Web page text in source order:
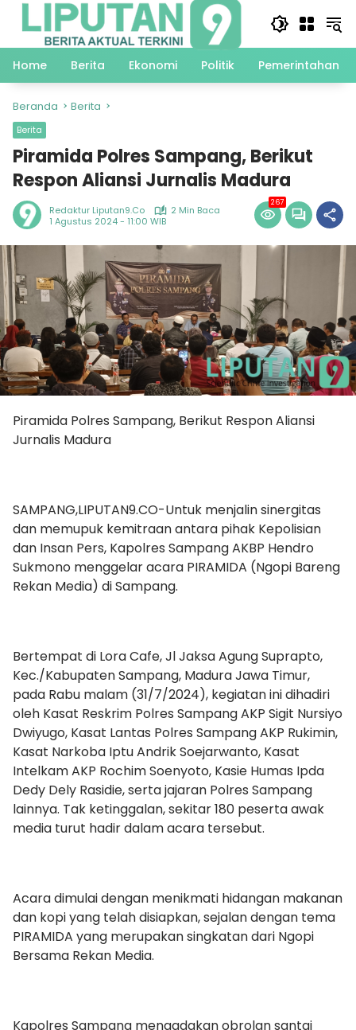
Langsung
Home
Berita Ekonomi Politik Pemerintahan
Beranda Berita
Berita
Piramida Polres Sampang, Berikut
Respon Aliansi Jurnalis Madura
Redaktur Liputan9.co
2 Min Baca
1 Agustus 2024 - 11:00 WIB
267
Piramida Polres Sampang, Berikut Respon Aliansi
Jurnalis Madura
SAMPANG,LIPUTAN9.CO-Untuk menjalin sinergitas
dan memupuk kemitraan antara pihak Kepolisian
dan Insan Pers, Kapolres Sampang AKBP Hendro
Sukmono menggelar acara PIRAMIDA (Ngopi Bareng
Rekan Media) di Sampang.
Bertempat di Lora Cafe, Jl Jaksa Agung Suprapto,
Kec./Kabupaten Sampang, Madura Jawa Timur,
pada Rabu malam (31/7/2024), kegiatan ini dihadiri
oleh Kasat Reskrim Polres Sampang AKP Sigit Nursiyo
Dwiyugo, Kasat Lantas Polres Sampang AKP Rukimin,
Kasat Narkoba Iptu Andrik Soejarwanto, Kasat
Intelkam AKP Rochim Soenyoto, Kasie Humas Ipda
Dedy Dely Rasidie, serta jajaran Polres Sampang
lainnya. Tak ketinggalan, sekitar 180 peserta awak
media turut hadir dalam acara tersebut.
Acara dimulai dengan menikmati hidangan makanan
dan kopi yang telah disiapkan, sejalan dengan tema
PIRAMIDA yang merupakan singkatan dari Ngopi
Bersama Rekan Media.
Kapolres Sampang mengadakan obrolan santai